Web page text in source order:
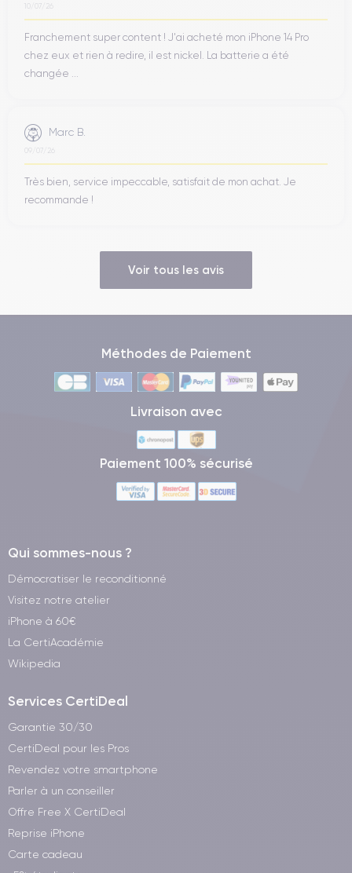
10/07/26
Franchement super content ! J'ai acheté mon iPhone 14 Pro
chez eux et rien à redire, il est nickel. La batterie a été
changée ...
Marc B.
09/07/26
Très bien, service impeccable, satisfait de mon achat. Je
recommande !
Voir tous les avis
Méthodes de Paiement
Livraison avec
Paiement 100% sécurisé
Qui sommes-nous ?
Démocratiser le reconditionné
Visitez notre atelier
iPhone à 60€
La CertiAcadémie
Wikipedia
Services CertiDeal
Garantie 30/30
CertiDeal pour les Pros
Revendez votre smartphone
Parler à un conseiller
Offre Free X CertiDeal
Reprise iPhone
Carte cadeau